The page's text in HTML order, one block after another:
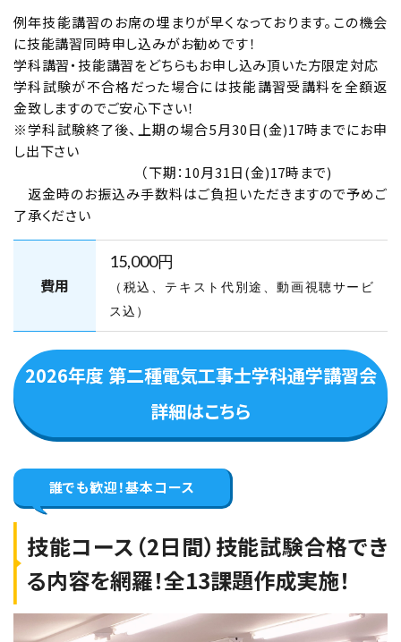
福岡博多会場 学科コース（2日間）
2026年9月10日（木） 2026年9月11日（金）
福岡博多会場【下期】第二種電気工事士学科
試験（CBT・筆記）対策 9月10日・11日開催
空席あり
千葉会場 学科コース（2日間）
2026年9月12日（土）
千葉会場【下期】第二種電気工事士学科試験
（CBT・筆記）対策 9月12日・13日開催
残りわずか(10席未満) 申込み時点
で満席の可能性がございます。
神奈川横浜会場【下期】第二種電気工事士学
科試験（CBT・筆記）対策 9月17日・18日開催
残席なし
例年技能講習のお席の埋まりが早くなっております。この機会
に技能講習同時申し込みがお勧めです！
学科講習・技能講習をどちらもお申し込み頂いた方限定対応
学科試験が不合格だった場合には技能講習受講料を全額返
金致しますのでご安心下さい！
※学科試験終了後、上期の場合5月30日(金)17時までにお申
し出下さい
（下期：10月31日(金)17時まで)
返金時のお振込み手数料はご負担いただきますので予めご
了承ください
費用
15,000円
（税込、テキスト代別途、動画視聴サービ
ス込）
2026年度 第二種電気工事士学科通学講習会
詳細はこちら
誰でも歓迎！基本コース
技能コース（2日間）技能試験合格でき
る内容を網羅！全13課題作成実施！